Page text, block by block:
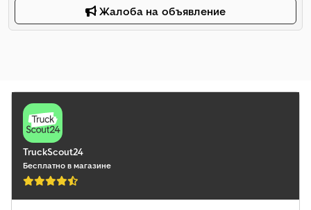
Жалоба на объявление
TruckScout24
Бесплатно в магазине